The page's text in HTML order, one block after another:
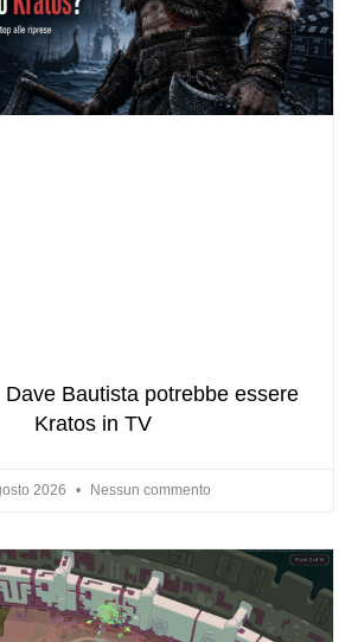
Dave Bautista potrebbe essere
Kratos in TV
2026 Nessun commento